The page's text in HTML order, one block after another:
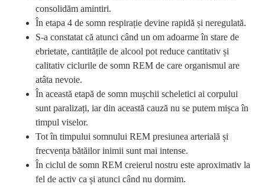
consolidăm amintiri.
În etapa 4 de somn respirație devine rapidă și neregulată.
S-a constatat că atunci când un om adoarme în stare de
ebrietate, cantitățile de alcool pot reduce cantitativ și
calitativ ciclurile de somn REM de care organismul are
atâta nevoie.
În această etapă de somn mușchii scheletici ai corpului
sunt paralizați, iar din această cauză nu se putem mișca în
timpul viselor.
Tot în timpului somnului REM presiunea arterială și
frecvența bătăilor inimii sunt mai intense.
În ciclul de somn REM creierul nostru este aproximativ la
fel de activ ca și atunci când nu dormim.